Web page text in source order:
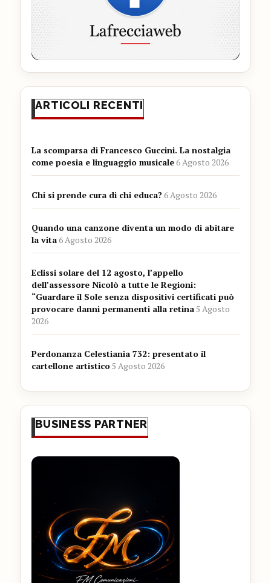
ARTICOLI RECENTI
La scomparsa di Francesco Guccini. La nostalgia
come poesia e linguaggio musicale6 Agosto 2026
Chi si prende cura di chi educa?6 Agosto 2026
Quando una canzone diventa un modo di abitare
la vita6 Agosto 2026
Eclissi solare del 12 agosto, l’appello
dell’assessore Nicolò a tutte le Regioni:
“Guardare il Sole senza dispositivi certificati può
provocare danni permanenti alla retina5 Agosto
2026
Perdonanza Celestiania 732: presentato il
cartellone artistico5 Agosto 2026
BUSINESS PARTNER